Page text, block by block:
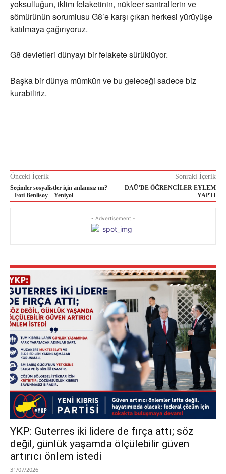
yoksulluğun, iklim felaketinin, nükleer santrallerin ve
sömürünün sorumlusu G8’e karşı çıkan herkesi yürüyüşe
katılmaya çağırıyoruz.
G8 devletleri dünyayı bir felakete sürüklüyor.
Başka bir dünya mümkün ve bu geleceği sadece biz
kurabiliriz.
Önceki İçerik
Seçimler sosyalistler için anlamsız mı?
– Foti Benlisoy – Yeniyol
Sonraki İçerik
DAÜ’DE ÖĞRENCİLER EYLEM
YAPTI
- Advertisement -
YKP: Guterres iki lidere de fırça attı; söz
değil, günlük yaşamda ölçülebilir güven
artırıcı önlem istedi
31/07/2026